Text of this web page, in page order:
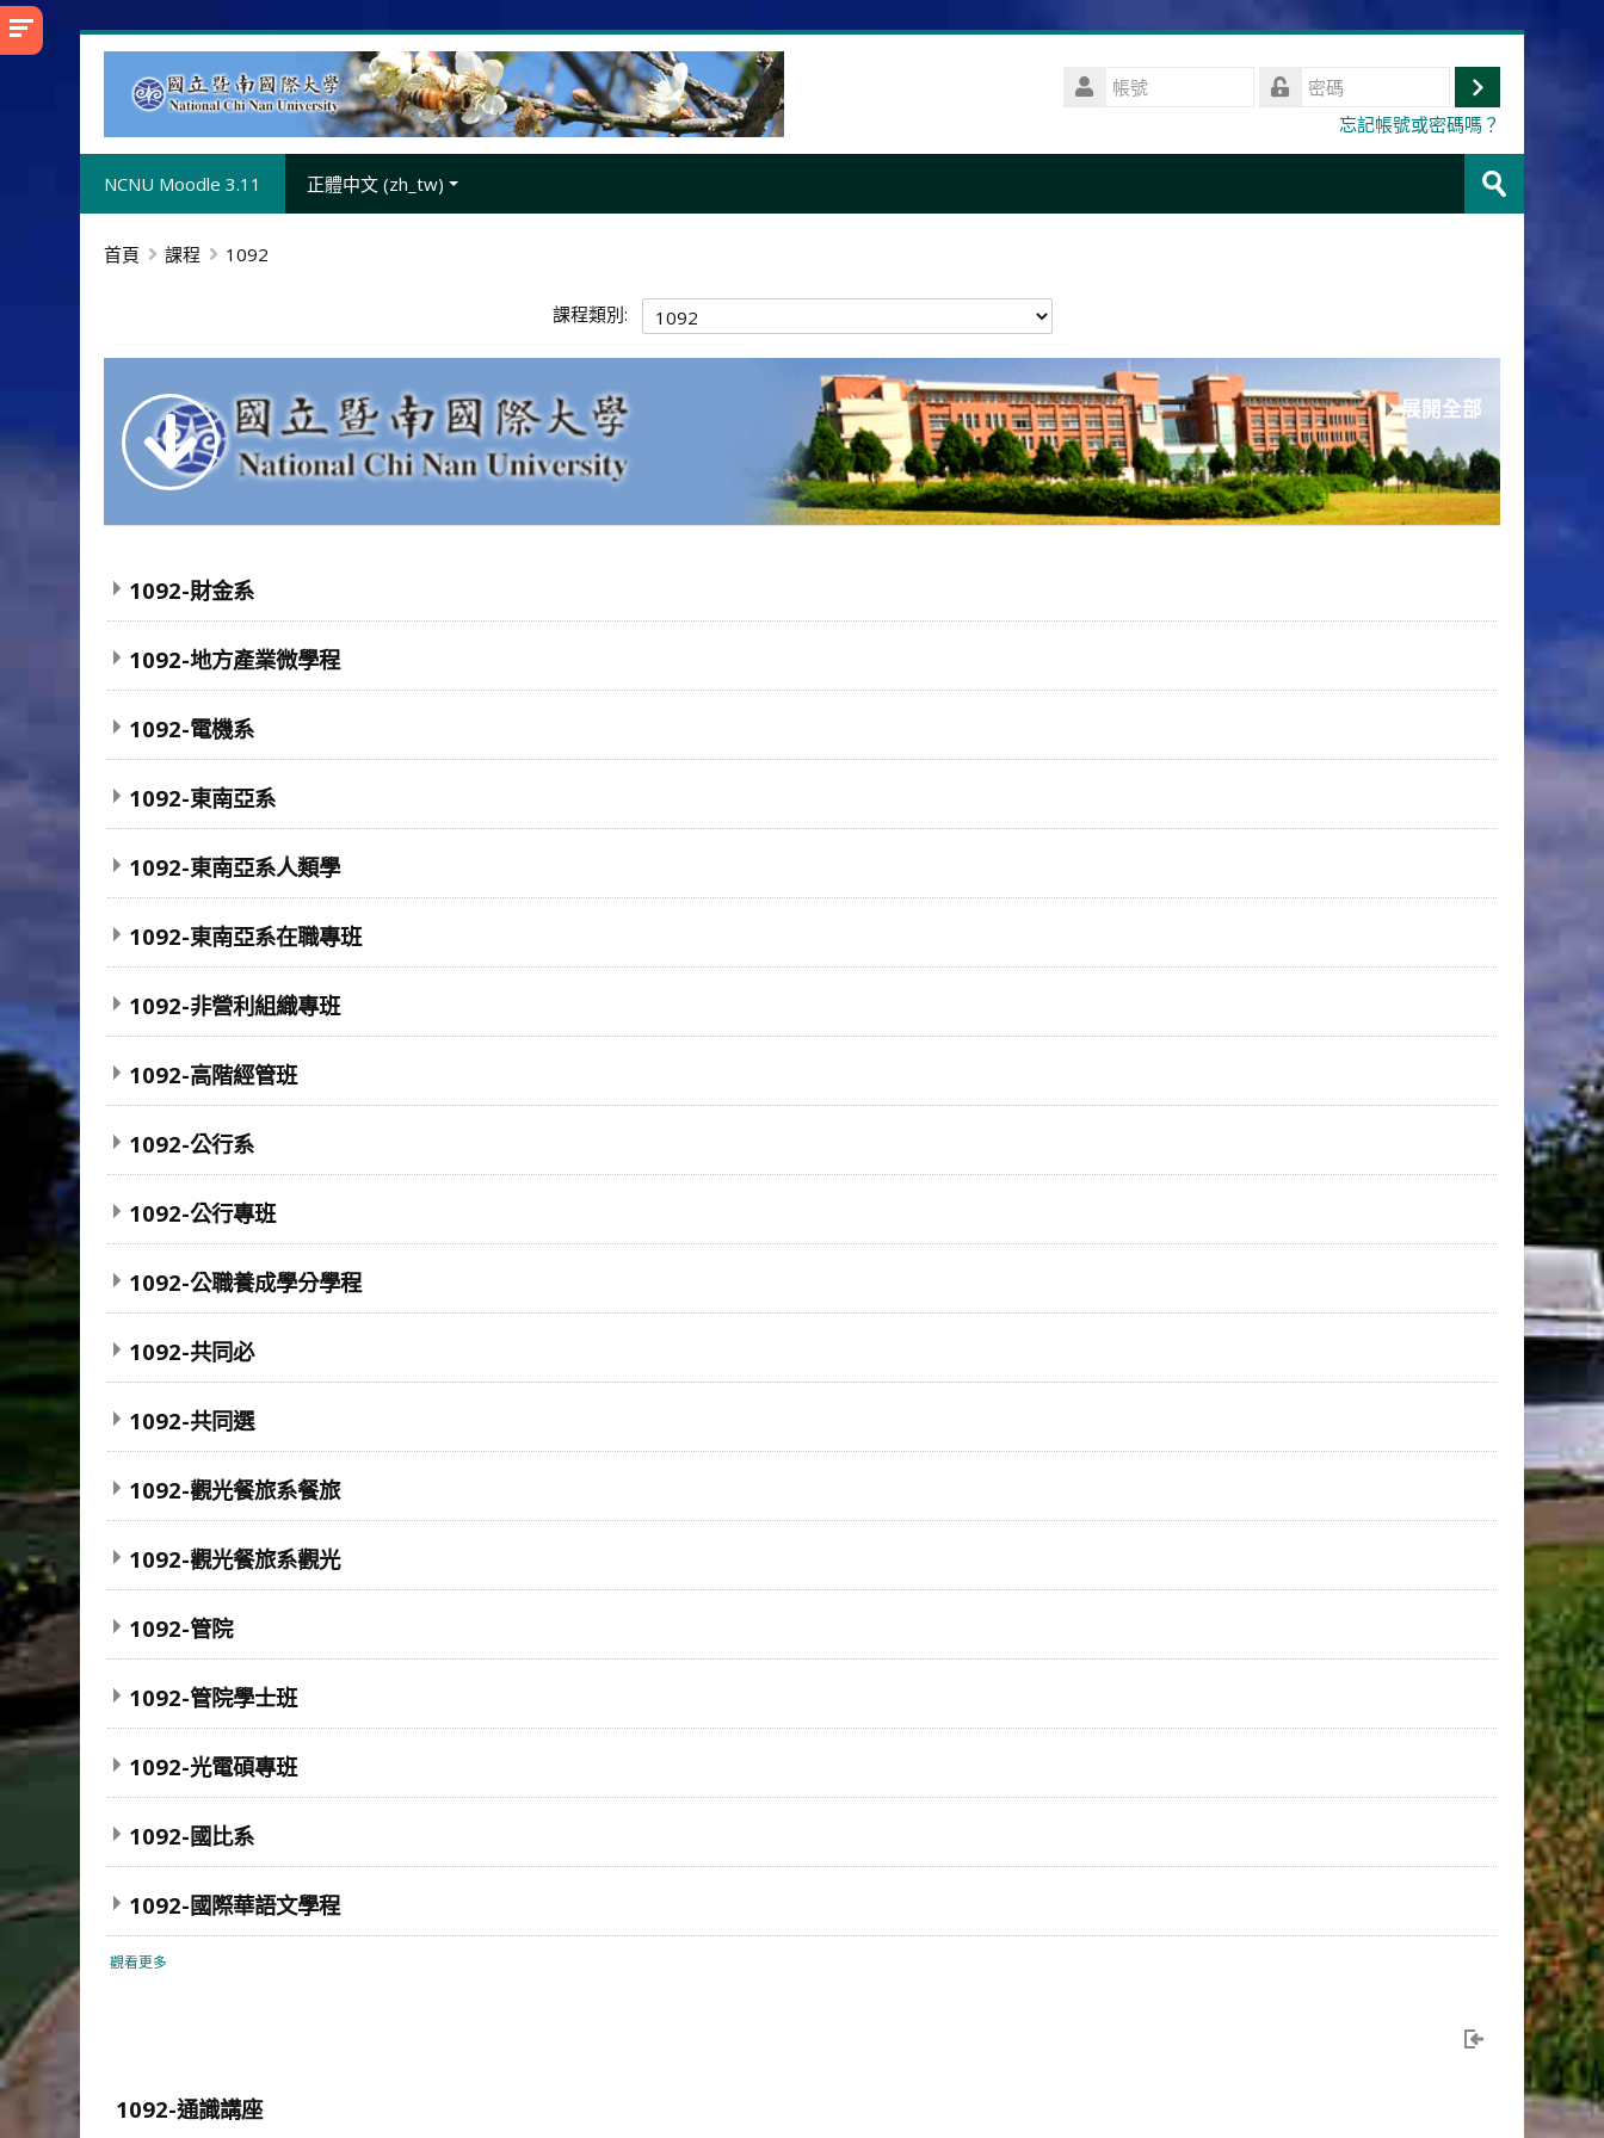
跳
帳
號
登
忘記帳號或密碼嗎？
NCNU Moodle 3.11 正體中文 ‎(zh_tw)‎
課
送
出
首頁 課程 1092
課程類別:
展開全部
1092-財金系
1092-地方產業微學程
1092-電機系
1092-東南亞系
1092-東南亞系人類學
1092-東南亞系在職專班
1092-非營利組織專班
1092-高階經管班
1092-公行系
1092-公行專班
1092-公職養成學分學程
1092-共同必
1092-共同選
1092-觀光餐旅系餐旅
1092-觀光餐旅系觀光
1092-管院
1092-管院學士班
1092-光電碩專班
1092-國比系
1092-國際華語文學程
觀看更多
1092-通識講座